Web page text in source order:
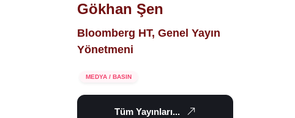
Gökhan Şen
Bloomberg HT, Genel Yayın
Yönetmeni
MEDYA / BASIN
Tüm Yayınları...